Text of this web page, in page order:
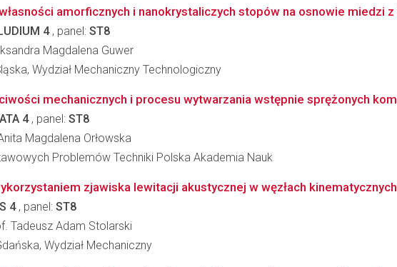
amorficznych i nanokrystaliczych stopów na osnowie miedzi
4, panel: ST8
Magdalena Guwer
Wydział Mechaniczny Technologiczny
mechanicznych i procesu wytwarzania wstępnie sprężonych
4, panel: ST8
Magdalena Orłowska
Problemów Techniki Polska Akademia Nauk
zjawiska lewitacji akustycznej w węzłach
4, panel: ST8
Tadeusz Adam Stolarski
Wydział Mechaniczny